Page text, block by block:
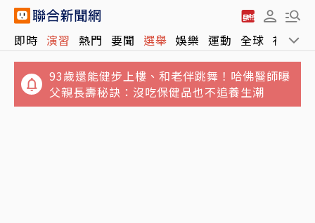
即時 演習 熱門 要聞 選舉 娛樂 運動 全球 社會
93歲還能健步上樓、和老伴跳舞！哈佛醫師曝
父親長壽秘訣：沒吃保健品也不追養生潮